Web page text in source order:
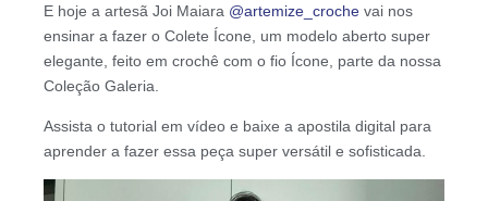
E hoje a artesã Joi Maiara @artemize_croche vai nos
ensinar a fazer o Colete Ícone, um modelo aberto super
elegante, feito em crochê com o fio Ícone, parte da nossa
Coleção Galeria.
Assista o tutorial em vídeo e baixe a apostila digital para
aprender a fazer essa peça super versátil e sofisticada.